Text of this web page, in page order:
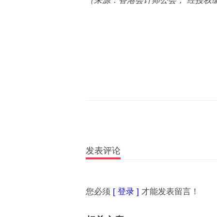
发表评论
您必须 [ 登录 ] 才能发表留言！